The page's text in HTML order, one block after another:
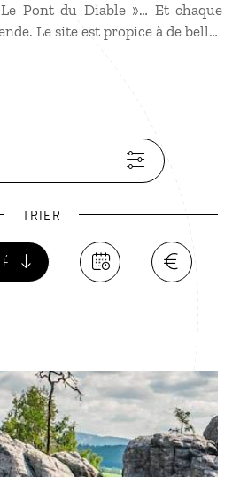
Pont du Diable »… Et chaque
Le site est propice à de belles
intéressantes grimpe jusqu’aux
TRIER